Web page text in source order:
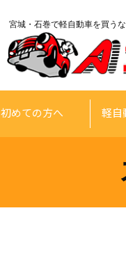
宮城・石巻で軽自動車を買う
初めての方へ 軽自